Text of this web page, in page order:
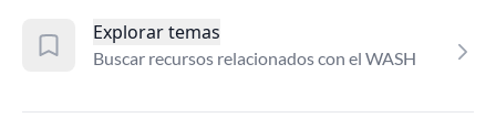
Explorar temas
Buscar recursos relacionados con el WASH